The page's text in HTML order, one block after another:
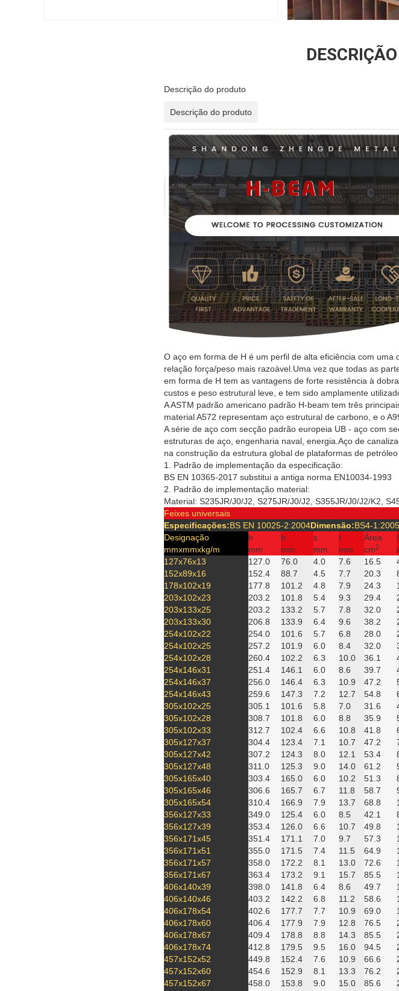
Descrição do produto
Descrição do produto
O aço em forma de H é um perfil de alta eficiência com
relação força/peso mais razoável.Uma vez que todas as
em forma de H tem as vantagens de forte resistência à
custos e peso estrutural leve, e tem sido amplamente
A ASTM padrão americano padrão H-beam tem três
material A572 representam aço estrutural de carbono, e o
A série de aço com secção padrão europeia UB - aço com
estruturas de aço, engenharia naval, energia.Aço de
na construção da estrutura global de plataformas de
1. Padrão de implementação da especificação:
BS EN 10365-2017 substitui a antiga norma EN10034-1993
2. Padrão de implementação material:
Material: S235JR/J0/J2, S275JR/J0/J2, S355JR/J0/J2/K2,
Feixes universais
Especificações:BS EN 10025-2:2004Dimensão:BS4-1:2005
Designação
h b s t Área
mmxmmxkg/m
mm mm mm mm cm2
127x76x13 127.0 76.0 4.0 7.6 16.5
152x89x16
152.4 88.7 4.5 7.7 20.3
178x102x19
177.8 101.2 4.8 7.9 24.3
203x102x23
203.2 101.8 5.4 9.3 29.4
203x133x25
203.2 133.2 5.7 7.8 32.0
203x133x30
206.8 133.9 6.4 9.6 38.2
254x102x22
254.0 101.6 5.7 6.8 28.0
254x102x25
257.2 101.9 6.0 8.4 32.0
254x102x28
260.4 102.2 6.3 10.0 36.1
254x146x31
251.4 146.1 6.0 8.6 39.7
254x146x37
256.0 146.4 6.3 10.9 47.2
254x146x43
259.6 147.3 7.2 12.7 54.8
305x102x25
305.1 101.6 5.8 7.0 31.6
305x102x28
308.7 101.8 6.0 8.8 35.9
305x102x33
312.7 102.4 6.6 10.8 41.8
305x127x37
304.4 123.4 7.1 10.7 47.2
305x127x42
307.2 124.3 8.0 12.1 53.4
305x127x48
311.0 125.3 9.0 14.0 61.2
305x165x40
303.4 165.0 6.0 10.2 51.3
305x165x46
306.6 165.7 6.7 11.8 58.7
305x165x54
310.4 166.9 7.9 13.7 68.8
356x127x33
349.0 125.4 6.0 8.5 42.1
356x127x39
353.4 126.0 6.6 10.7 49.8
356x171x45
351.4 171.1 7.0 9.7 57.3
356x171x51
355.0 171.5 7.4 11.5 64.9
356x171x57
358.0 172.2 8.1 13.0 72.6
356x171x67
363.4 173.2 9.1 15.7 85.5
406x140x39
398.0 141.8 6.4 8.6 49.7
406x140x46
403.2 142.2 6.8 11.2 58.6
406x178x54
402.6 177.7 7.7 10.9 69.0
406x178x60
406.4 177.9 7.9 12.8 76.5
406x178x67
409.4 178.8 8.8 14.3 85.5
406x178x74
412.8 179.5 9.5 16.0 94.5
457x152x52
449.8 152.4 7.6 10.9 66.6
457x152x60
454.6 152.9 8.1 13.3 76.2
457x152x67
458.0 153.8 9.0 15.0 85.6